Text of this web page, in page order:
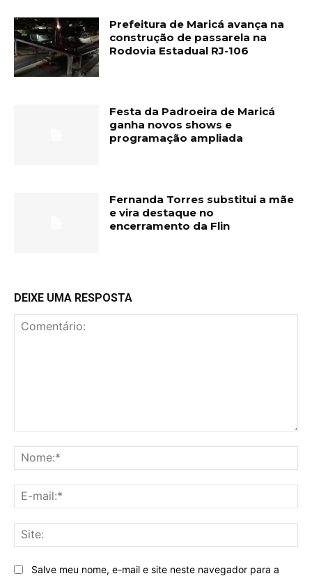
Prefeitura de Maricá avança na
construção de passarela na
Rodovia Estadual RJ-106
Festa da Padroeira de Maricá
ganha novos shows e
programação ampliada
Fernanda Torres substitui a mãe
e vira destaque no
encerramento da Flin
DEIXE UMA RESPOSTA
Salve meu nome, e-mail e site neste navegador para a